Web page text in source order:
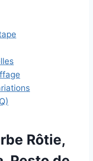
Rôtie,